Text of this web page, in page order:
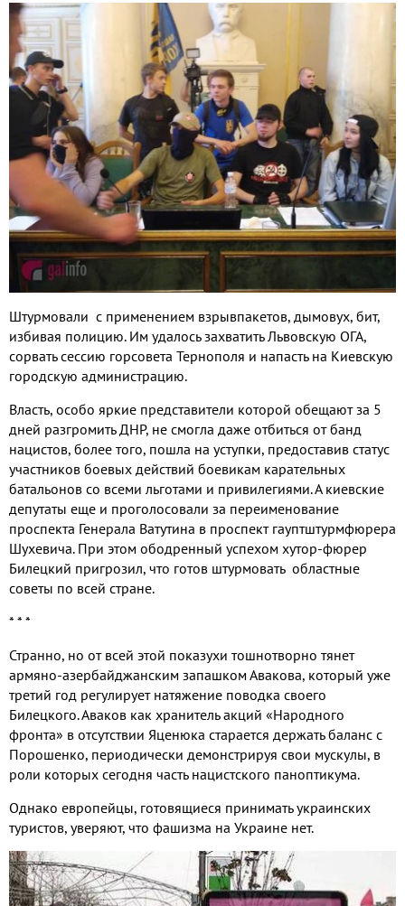
Штурмовали с применением взрывпакетов, дымовух, бит,
избивая полицию. Им удалось захватить Львовскую ОГА,
сорвать сессию горсовета Тернополя и напасть на Киевскую
городскую администрацию.
Власть, особо яркие представители которой обещают за 5
дней разгромить ДНР, не смогла даже отбиться от банд
нацистов, более того, пошла на уступки, предоставив статус
участников боевых действий боевикам карательных
батальонов со всеми льготами и привилегиями. А киевские
депутаты еще и проголосовали за переименование
проспекта Генерала Ватутина в проспект гауптштурмфюрера
Шухевича. При этом ободренный успехом хутор-фюрер
Билецкий пригрозил, что готов штурмовать областные
советы по всей стране.
* * *
Странно, но от всей этой показухи тошнотворно тянет
армяно-азербайджанским запашком Авакова, который уже
третий год регулирует натяжение поводка своего
Билецкого. Аваков как хранитель акций «Народного
фронта» в отсутствии Яценюка старается держать баланс с
Порошенко, периодически демонстрируя свои мускулы, в
роли которых сегодня часть нацистского паноптикума.
Однако европейцы, готовящиеся принимать украинских
туристов, уверяют, что фашизма на Украине нет.